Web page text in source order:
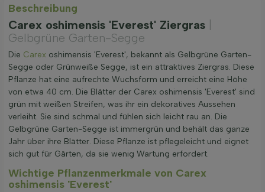
Beschreibung
Carex oshimensis 'Everest' Ziergras
Gelbgrüne Garten-Segge
Die Carex oshimensis 'Everest', bekannt als Gelbgrüne Garten-
Segge oder Grünweiße Segge, ist ein attraktives Ziergras. Diese
Pflanze hat eine aufrechte Wuchsform und erreicht eine Höhe
von etwa 40 cm. Die Blätter der Carex oshimensis 'Everest' sind
grün mit weißen Streifen, was ihr ein dekoratives Aussehen
verleiht. Sie sind schmal und fühlen sich leicht rau an. Die
Gelbgrüne Garten-Segge ist immergrün und behält das ganze
Jahr über ihre Blätter. Diese Pflanze ist pflegeleicht und eignet
sich gut für Gärten, da sie wenig Wartung erfordert.
Wichtige Pflanzenmerkmale von Carex
oshimensis 'Everest'